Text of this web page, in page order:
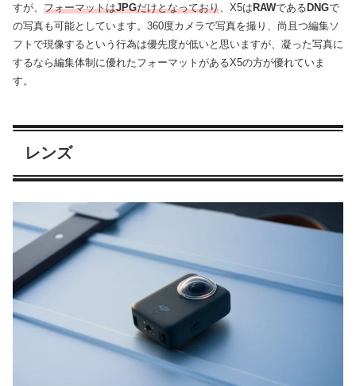
すが、 フォーマットはJPGだけとなっており 、X5はRAWであるDNGで
の写真も可能としています。360度カメラで写真を撮り、尚且つ編集ソ
フトで現像するという行為は優先度が低いと思いますが、凝った写真に
するなら編集体制に優れたフォーマットがあるX5の方が優れていま
す。
レンズ